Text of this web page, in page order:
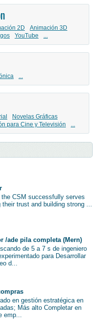
2D
Animación 3D
YouTube ...
...
Novelas Gráficas
para Cine y Televisión ...
the CSM successfully serves
trust and building strong ...
/ade pila completa (Mern)
de 5 a 7 s de ingeniero
para Desarrollar
d...
en gestión estratégica en
Más alto Completar en
emp...